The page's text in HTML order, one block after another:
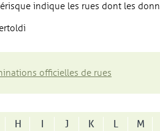
indique les rues dont les
officielles de rues
H I J K L M